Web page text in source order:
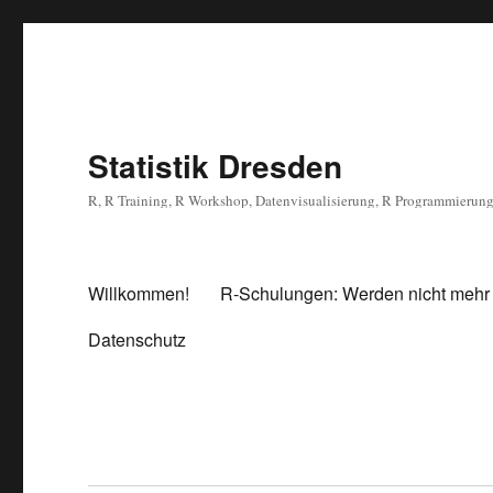
Statistik Dresden
R, R Training, R Workshop, Datenvisualisierung, R
Willkommen!
R-Schulungen: Werden nicht
Datenschutz